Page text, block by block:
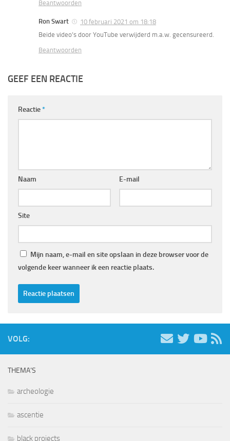
Beantwoorden
Ron Swart
10 februari 2021 om 18:18
Beide video’s door YouTube verwijderd m.a.w. gecensureerd.
Beantwoorden
GEEF EEN REACTIE
Reactie*
Naam E-mail
Site
Mijn naam, e-mail en site opslaan in deze browser voor de
volgende keer wanneer ik een reactie plaats.
VOLG:
THEMA’S
archeologie
ascentie
black projects